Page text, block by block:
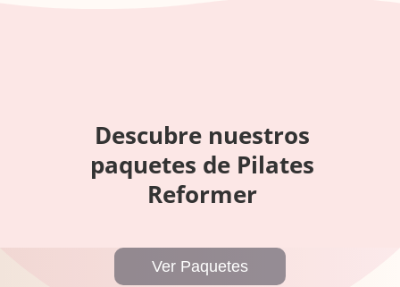
Descubre nuestros
paquetes de Pilates
Reformer
Ver Paquetes